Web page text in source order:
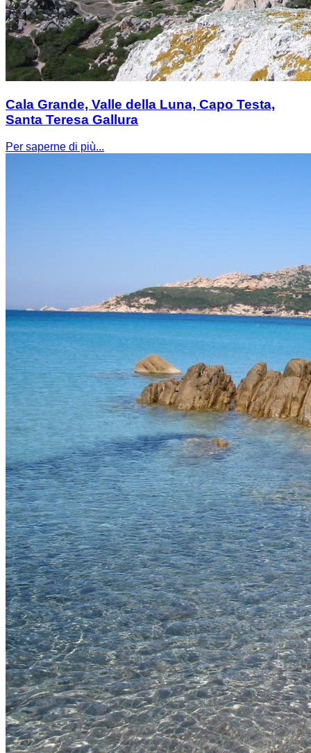
Cala Grande, Valle della Luna, Capo Testa,
Santa Teresa Gallura
Per saperne di più...